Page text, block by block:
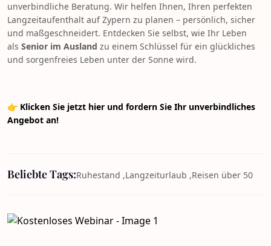
unverbindliche Beratung. Wir helfen Ihnen, Ihren perfekten
Langzeitaufenthalt auf Zypern zu planen – persönlich, sicher
und maßgeschneidert. Entdecken Sie selbst, wie Ihr Leben
als Senior im Ausland zu einem Schlüssel für ein glückliches
und sorgenfreies Leben unter der Sonne wird.
👉 Klicken Sie jetzt hier und fordern Sie Ihr unverbindliches
Angebot an!
Beliebte Tags:Ruhestand ,Langzeiturlaub ,Reisen über 50